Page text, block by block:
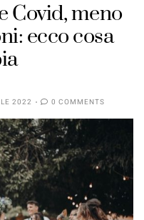
Covid, meno
ecco cosa
2022 0 COMMENTS